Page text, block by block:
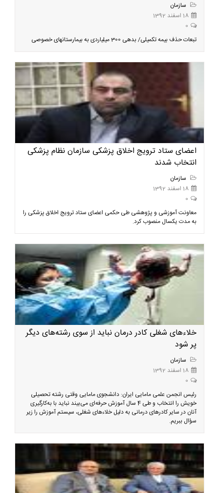
سازمان
18 اسفند 1392
0
تبعات حذف بیمه تکمیلی/ بدهی 300 میلیاردی به بیمارستانهای خصوصی
اعضای ستاد ترویج اخلاق پزشکی سازمان نظام پزشکی
انتخاب شدند
سازمان
18 اسفند 1392
0
معاونت آموزشی و پژوهشی طی حکمی اعضای ستاد ترویج اخلاق پزشکی را
به مدت یکسال منصوب کرد.
خلاء‌های شغلی کادر درمان نباید از سوی رشته‌های دیگر
پر شود
سازمان
18 اسفند 1392
0
رئیس انجمن علمی مامایی ایران: دانشجوی مامایی وقتی رشته تحصیلی
خویش را انتخاب و طی 4 سال آموزش حرفه‌ای می‌بیند نباید با به‌کارگیری
آنان در سایر کادرهای درمانی به دلیل خلاء‌های شغلی، سیستم آموزش را زیر
سؤال ببریم.